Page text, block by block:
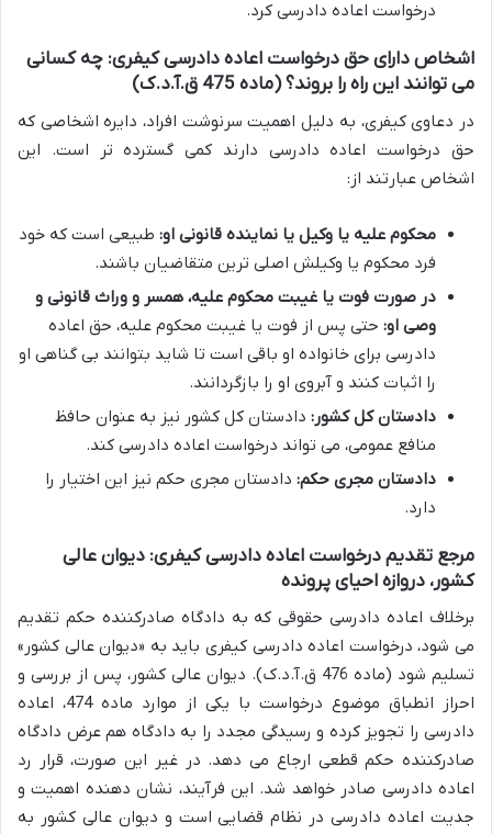
درخواست اعاده دادرسی کرد.
اشخاص دارای حق درخواست اعاده دادرسی کیفری: چه کسانی
می توانند این راه را بروند؟ (ماده 475 ق.آ.د.ک)
در دعاوی کیفری، به دلیل اهمیت سرنوشت افراد، دایره اشخاصی که
حق درخواست اعاده دادرسی دارند کمی گسترده تر است. این
اشخاص عبارتند از:
محکوم علیه یا وکیل یا نماینده قانونی او: طبیعی است که خود
فرد محکوم یا وکیلش اصلی ترین متقاضیان باشند.
در صورت فوت یا غیبت محکوم علیه، همسر و وراث قانونی و
وصی او: حتی پس از فوت یا غیبت محکوم علیه، حق اعاده
دادرسی برای خانواده او باقی است تا شاید بتوانند بی گناهی او
را اثبات کنند و آبروی او را بازگردانند.
دادستان کل کشور: دادستان کل کشور نیز به عنوان حافظ
منافع عمومی، می تواند درخواست اعاده دادرسی کند.
دادستان مجری حکم: دادستان مجری حکم نیز این اختیار را
دارد.
مرجع تقدیم درخواست اعاده دادرسی کیفری: دیوان عالی
کشور، دروازه احیای پرونده
برخلاف اعاده دادرسی حقوقی که به دادگاه صادرکننده حکم تقدیم
می شود، درخواست اعاده دادرسی کیفری باید به «دیوان عالی کشور»
تسلیم شود (ماده 476 ق.آ.د.ک). دیوان عالی کشور، پس از بررسی و
احراز انطباق موضوع درخواست با یکی از موارد ماده 474، اعاده
دادرسی را تجویز کرده و رسیدگی مجدد را به دادگاه هم عرض دادگاه
صادرکننده حکم قطعی ارجاع می دهد. در غیر این صورت، قرار رد
اعاده دادرسی صادر خواهد شد. این فرآیند، نشان دهنده اهمیت و
جدیت اعاده دادرسی در نظام قضایی است و دیوان عالی کشور به